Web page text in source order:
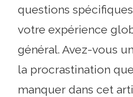
questions
votre expérience
général. Avez-vous
la procrastination
manquer dans cet